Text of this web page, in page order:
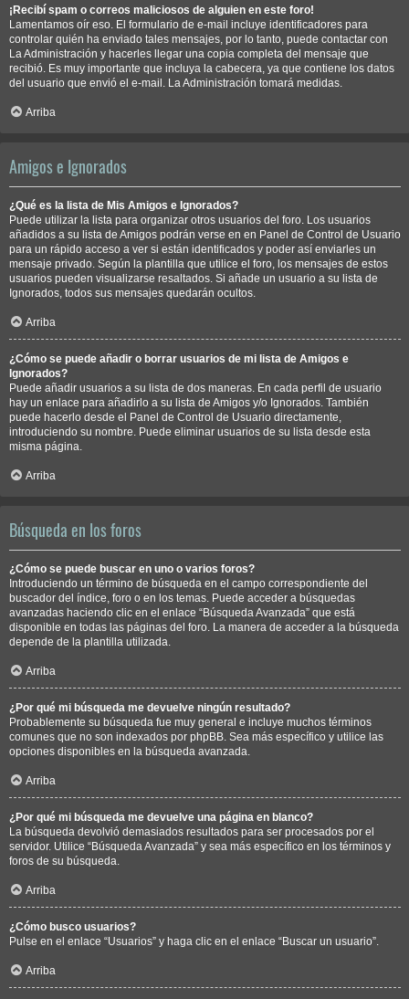
¡Recibí spam o correos maliciosos de alguien en este foro!
Lamentamos oír eso. El formulario de e-mail incluye identificadores para
controlar quién ha enviado tales mensajes, por lo tanto, puede contactar con
La Administración y hacerles llegar una copia completa del mensaje que
recibió. Es muy importante que incluya la cabecera, ya que contiene los datos
del usuario que envió el e-mail. La Administración tomará medidas.
Arriba
Amigos e Ignorados
¿Qué es la lista de Mis Amigos e Ignorados?
Puede utilizar la lista para organizar otros usuarios del foro. Los usuarios
añadidos a su lista de Amigos podrán verse en en Panel de Control de Usuario
para un rápido acceso a ver si están identificados y poder así enviarles un
mensaje privado. Según la plantilla que utilice el foro, los mensajes de estos
usuarios pueden visualizarse resaltados. Si añade un usuario a su lista de
Ignorados, todos sus mensajes quedarán ocultos.
Arriba
¿Cómo se puede añadir o borrar usuarios de mi lista de Amigos e
Ignorados?
Puede añadir usuarios a su lista de dos maneras. En cada perfil de usuario
hay un enlace para añadirlo a su lista de Amigos y/o Ignorados. También
puede hacerlo desde el Panel de Control de Usuario directamente,
introduciendo su nombre. Puede eliminar usuarios de su lista desde esta
misma página.
Arriba
Búsqueda en los foros
¿Cómo se puede buscar en uno o varios foros?
Introduciendo un término de búsqueda en el campo correspondiente del
buscador del índice, foro o en los temas. Puede acceder a búsquedas
avanzadas haciendo clic en el enlace “Búsqueda Avanzada” que está
disponible en todas las páginas del foro. La manera de acceder a la búsqueda
depende de la plantilla utilizada.
Arriba
¿Por qué mi búsqueda me devuelve ningún resultado?
Probablemente su búsqueda fue muy general e incluye muchos términos
comunes que no son indexados por phpBB. Sea más específico y utilice las
opciones disponibles en la búsqueda avanzada.
Arriba
¿Por qué mi búsqueda me devuelve una página en blanco?
La búsqueda devolvió demasiados resultados para ser procesados por el
servidor. Utilice “Búsqueda Avanzada” y sea más específico en los términos y
foros de su búsqueda.
Arriba
¿Cómo busco usuarios?
Pulse en el enlace “Usuarios” y haga clic en el enlace “Buscar un usuario”.
Arriba